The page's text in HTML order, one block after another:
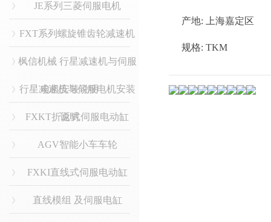
JE系列三菱伺服电机
FXT系列螺旋锥齿轮减速机
枫信机械 行星减速机与伺服
电机安装说明
行星减速机与伺服电机安装
说明
FXKT折返式伺服电动缸
AGV智能小车车轮
FXKI直线式伺服电动缸
直线模组 及伺服电缸
产地: 上海嘉定区
规格: TKM